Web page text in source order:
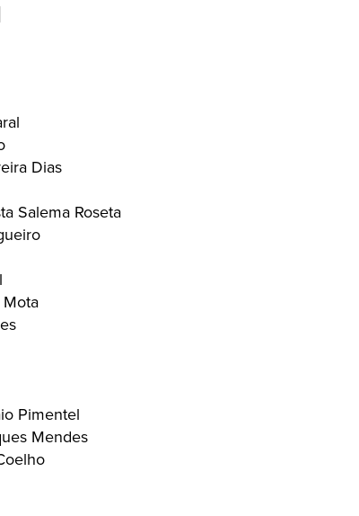
Dias
Salema Roseta
Pimentel
Mendes